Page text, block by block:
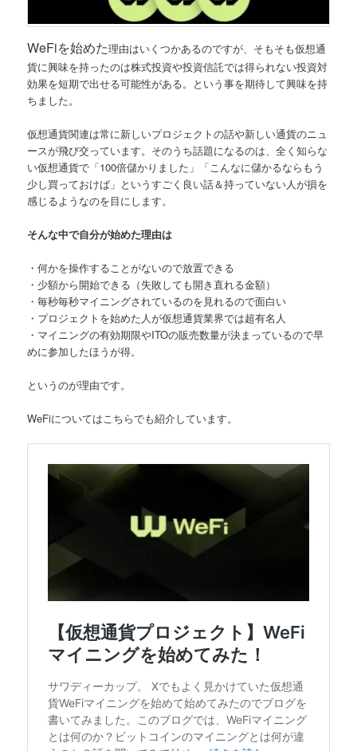
WeFiを始めた理由はいくつかあるのですが、そもそも仮想通
貨に興味を持ったのは株式投資や投資信託では得られない投資対
効果を短期で出せる可能性がある。という事を期待して興味を持
ちました。
仮想通貨関連は常に新しいプロジェクトの話や新しい通貨のニュ
ースが飛び交っています。そのうち話題になるのは、全く知らな
い仮想通貨で「100倍儲かりました」「こんなに儲かるならもう
少し買っておけば」というすごく良い話＆持っていない人が損を
感じるようなのを目にします。
そんな中で自分が始めた理由は
・何かを操作することがないので放置できる
・少額から開始できる（失敗しても開き直れる金額）
・毎秒毎秒マイニングされているのを見れるので面白い
・プロジェクトを始めた人が仮想通貨業界では超有名人
・マイニングの有効期限やITOの販売数量が決まっているので早
めに参加したほうが得。
というのが理由です。
WeFiについてはこちらでも紹介しています。